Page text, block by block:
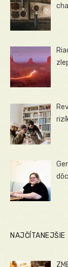
NAJČÍTANEJŠIE